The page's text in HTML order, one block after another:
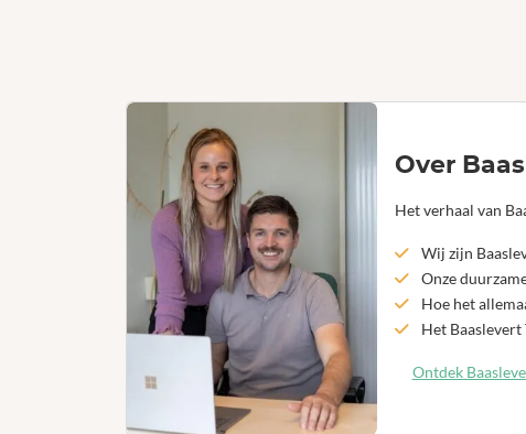
Over
Het verhaal van
Wij zijn
Onze
Hoe het
Het Baaslevert
Ontdek